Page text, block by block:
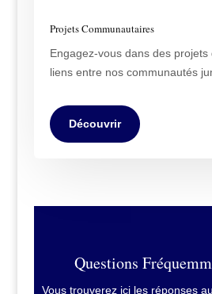
Projets Communautaires
Engagez-vous dans des
liens entre nos communautés
Découvrir
Questions
Vous trouverez ici les réponses